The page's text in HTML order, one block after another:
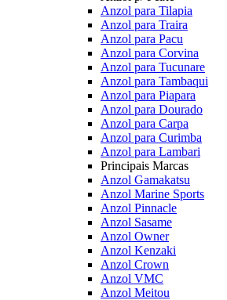
Anzol para Tilapia
Anzol para Traira
Anzol para Pacu
Anzol para Corvina
Anzol para Tucunare
Anzol para Tambaqui
Anzol para Piapara
Anzol para Dourado
Anzol para Carpa
Anzol para Curimba
Anzol para Lambari
Principais Marcas
Anzol Gamakatsu
Anzol Marine Sports
Anzol Pinnacle
Anzol Sasame
Anzol Owner
Anzol Kenzaki
Anzol Crown
Anzol VMC
Anzol Meitou